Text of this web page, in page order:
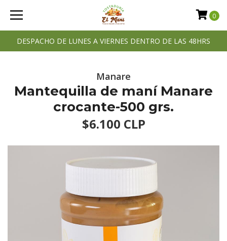
DESPACHO DE LUNES A VIERNES DENTRO DE LAS 48HRS
0
Manare
Mantequilla de maní Manare
crocante-500 grs.
$6.100 CLP